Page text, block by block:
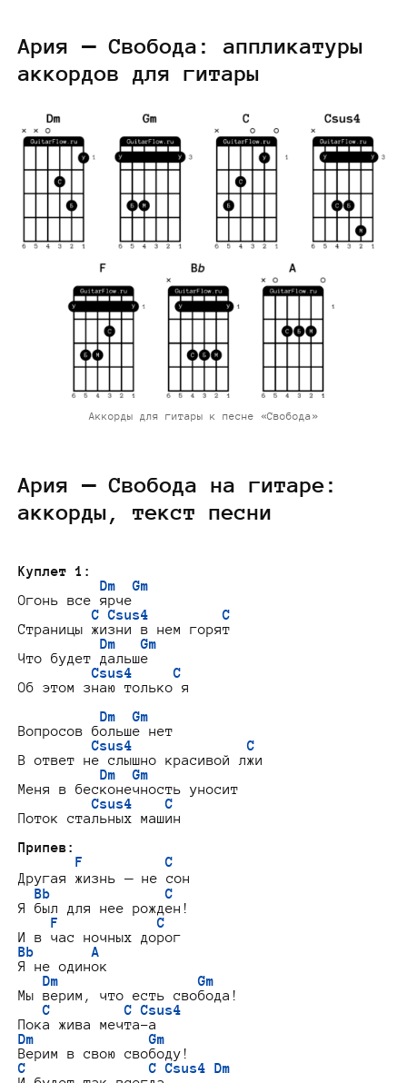
Ария — Свобода: аппликатуры
аккордов для гитары
Аккорды для гитары к песне «Свобода»
Ария — Свобода на гитаре:
аккорды, текст песни
Куплет 1:
Dm  Gm
Огонь все ярче
C Csus4         C
Страницы жизни в нем горят
Dm   Gm
Что будет дальше
Csus4     C
Об этом знаю только я
Dm  Gm
Вопросов больше нет
Csus4              C
В ответ не слышно красивой лжи
Dm  Gm
Меня в бесконечность уносит
Csus4    C
Поток стальных машин
Припев:
F          C
Другая жизнь — не сон
Bb              C
Я был для нее рожден!
F            C
Bb       A
Я не одинок
Dm                 Gm
Мы верим, что есть свобода!
C         C Csus4
Dm              Gm
C               C Csus4 Dm